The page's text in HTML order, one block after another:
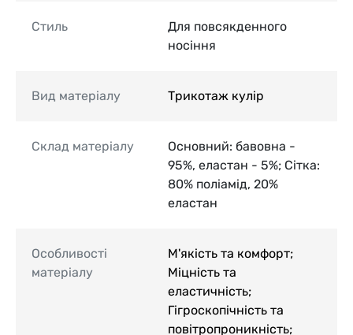
Стиль
Для повсякденного
носіння
Вид матеріалу Трикотаж кулір
Склад матеріалу
Основний: бавовна -
95%, еластан - 5%; Сітка:
80% поліамід, 20%
еластан
Особливості
матеріалу
М'якість та комфорт;
Міцність та
еластичність;
Гігроскопічність та
повітропроникність;